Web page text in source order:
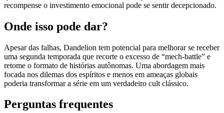
recompense o investimento emocional pode se sentir decepcionado.
Onde isso pode dar?
Apesar das falhas, Dandelion tem potencial para melhorar se receber
uma segunda temporada que recorte o excesso de “mech‑battle” e
retome o formato de histórias autônomas. Uma abordagem mais
focada nos dilemas dos espíritos e menos em ameaças globais
poderia transformar a série em um verdadeiro cult clássico.
Perguntas frequentes